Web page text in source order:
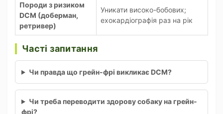
Породи з ризиком
DCM (доберман,
ретривер)
Уникати високо-бобових;
ехокардіографія раз на рік
Часті запитання
Чи правда що грейн-фрі викликає DCM?
Чи треба переводити здорову собаку на грейн-
фрі?